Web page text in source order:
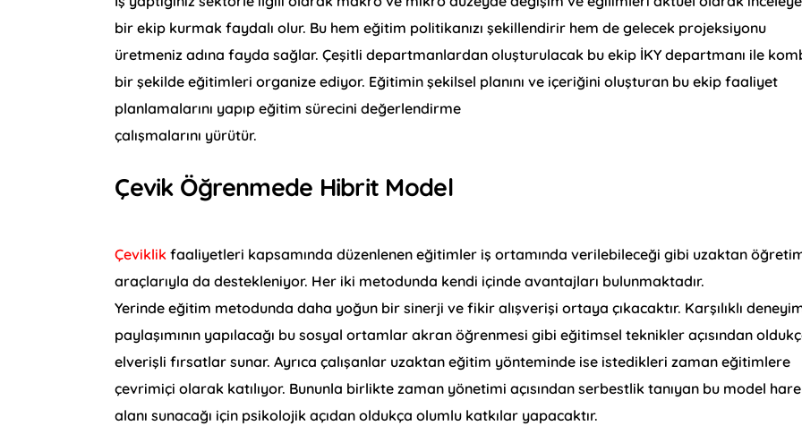
bir ekip kurmak faydalı olur. Bu hem eğitim politikanızı şekillendirir hem de gelecek projeksiyonu
üretmeniz adına fayda sağlar. Çeşitli departmanlardan oluşturulacak bu ekip İKY departmanı ile
bir şekilde eğitimleri organize ediyor. Eğitimin şekilsel planını ve içeriğini oluşturan bu ekip faaliyet
planlamalarını yapıp eğitim sürecini değerlendirme
çalışmalarını yürütür.
Çevik Öğrenmede Hibrit Model
Çeviklik faaliyetleri kapsamında düzenlenen eğitimler iş ortamında verilebileceği gibi uzaktan
araçlarıyla da destekleniyor. Her iki metodunda kendi içinde avantajları bulunmaktadır.
Yerinde eğitim metodunda daha yoğun bir sinerji ve fikir alışverişi ortaya çıkacaktır. Karşılıklı
paylaşımının yapılacağı bu sosyal ortamlar akran öğrenmesi gibi eğitimsel teknikler açısından
elverişli fırsatlar sunar. Ayrıca çalışanlar uzaktan eğitim yönteminde ise istedikleri zaman eğitimlere
çevrimiçi olarak katılıyor. Bununla birlikte zaman yönetimi açısından serbestlik tanıyan bu model
alanı sunacağı için psikolojik açıdan oldukça olumlu katkılar yapacaktır.